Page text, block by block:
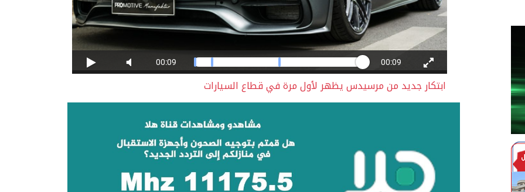
ابتكار جديد من مرسيدس يظهر لأول مرة في قطاع السيارات